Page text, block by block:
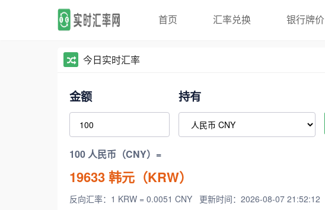
首页 汇率兑换 银行牌价
今日实时汇率
金额 持有
100 人民币（CNY）=
19633韩元（KRW）
反向汇率：1 KRW = 0.0051 CNY 更新时间：2026-08-07 21:52:12